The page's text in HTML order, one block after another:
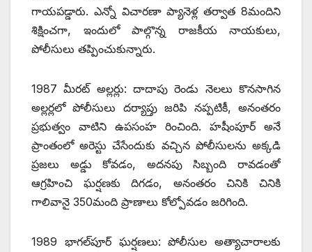
గాయపడ్డారు. ఎన్నో విచారణా ప్యానెళ్ల తర్వాత 8మందిని
శిక్షించగా, ఇందులో పాల్గొన్న రాజకీయ నాయకులు,
పోలీసులు తప్పించుకున్నారు.
1987 మీరట్‌ అల్లర్లు: దాదాపు రెండు నెలలు కొనసాగిన
అల్లర్లలో పోలీసులు దర్యాప్తు జరిపి నప్పటికీ, అనంతరం
ప్రభుత్వం వాటిని ఉపసంహ రించింది. హషీంపూర్‌ అనే
ప్రాంతంలో అరెస్టు చేసేందుకు వచ్చిన పోలీసులను అక్కడి
ప్రజలు అడ్డు కోవడం, అదనపు సిబ్బంది రావడంతో
ఆగ్రహించి ఘర్షణకు దిగడం, అనంతరం చినికి చినికి
గాలివానై 350మంది ప్రాణాలు కోల్పోవడం జరిగింది.
1989 భాగల్‌పూర్‌ ‌ఘర్షణలు: పోలీసుల అత్యాచారాలకు